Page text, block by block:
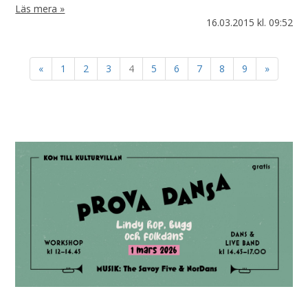
Läs mera »
16.03.2015 kl. 09:52
« 1 2 3 4 5 6 7 8 9 »